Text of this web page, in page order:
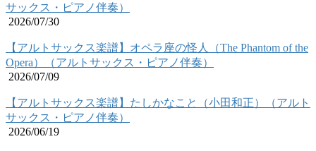
サックス・ピアノ伴奏）
2026/07/30
【アルトサックス楽譜】オペラ座の怪人（The Phantom of the
Opera）（アルトサックス・ピアノ伴奏）
2026/07/09
【アルトサックス楽譜】たしかなこと（小田和正）（アルト
サックス・ピアノ伴奏）
2026/06/19